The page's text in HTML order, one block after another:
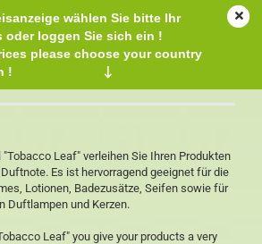
wählen Sie bitte Ihr
oder loggen Sie sich ein !
please choose your country
!
↓
Leaf
Leaf" verleihen Sie Ihren Produkten
Es ist hervorragend geeignet für die
Lotionen, Badezusätze, Seifen sowie für
Duftlampen und Kerzen.
Leaf" you give your products a very